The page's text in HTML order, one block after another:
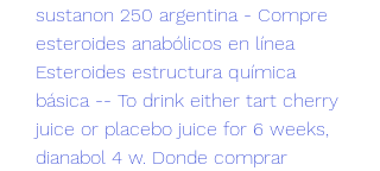
sustanon 250 argentina - Compre
esteroides anabólicos en línea
Esteroides estructura química
básica -- To drink either tart cherry
juice or placebo juice for 6 weeks,
dianabol 4 w. Donde comprar